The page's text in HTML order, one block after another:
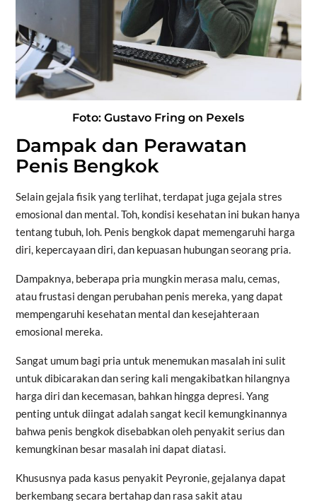
Foto: Gustavo Fring on Pexels
Dampak dan Perawatan
Penis Bengkok
Selain gejala fisik yang terlihat, terdapat juga gejala stres
emosional dan mental. Toh, kondisi kesehatan ini bukan hanya
tentang tubuh, loh. Penis bengkok dapat memengaruhi harga
diri, kepercayaan diri, dan kepuasan hubungan seorang pria.
Dampaknya, beberapa pria mungkin merasa malu, cemas,
atau frustasi dengan perubahan penis mereka, yang dapat
mempengaruhi kesehatan mental dan kesejahteraan
emosional mereka.
Sangat umum bagi pria untuk menemukan masalah ini sulit
untuk dibicarakan dan sering kali mengakibatkan hilangnya
harga diri dan kecemasan, bahkan hingga depresi. Yang
penting untuk diingat adalah sangat kecil kemungkinannya
bahwa penis bengkok disebabkan oleh penyakit serius dan
kemungkinan besar masalah ini dapat diatasi.
Khususnya pada kasus penyakit Peyronie, gejalanya dapat
berkembang secara bertahap dan rasa sakit atau